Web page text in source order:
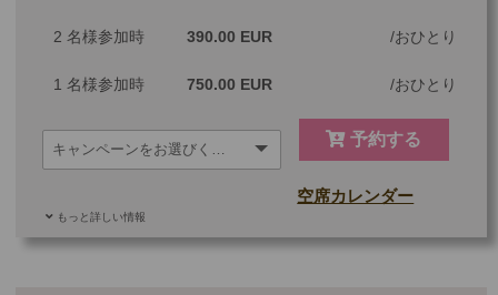
2 名様参加時 390.00 EUR おひとり
1 名様参加時 750.00 EUR おひとり
予約する
もっと詳しい情報
空席カレンダー